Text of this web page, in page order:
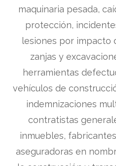
maquinaria pesada,
protección,
lesiones por impacto
zanjas y
herramientas
vehículos de
indemnizaciones
contratistas
inmuebles,
aseguradoras en